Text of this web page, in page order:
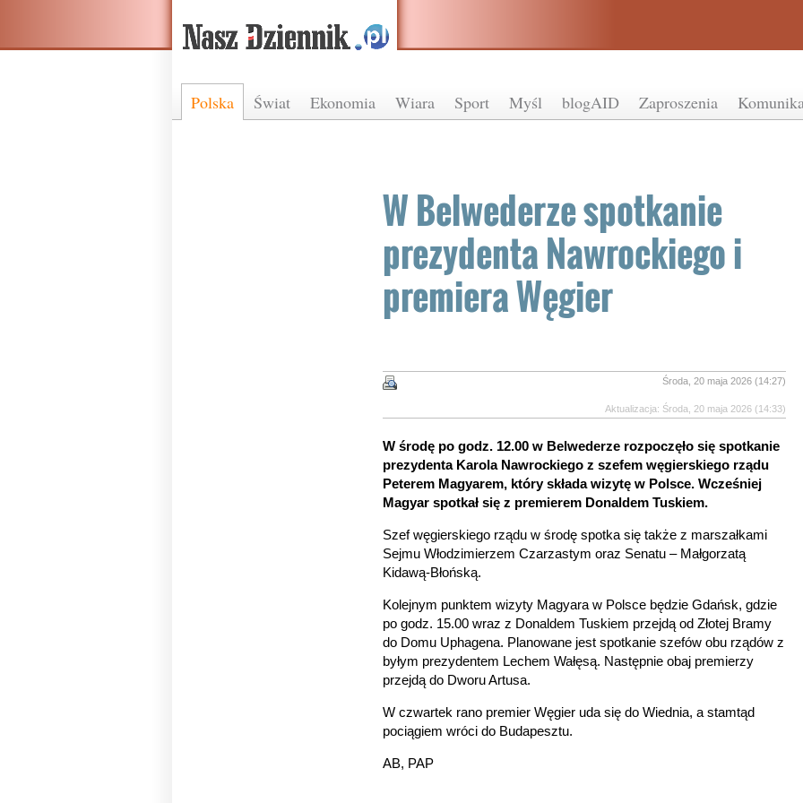
Polska Świat Ekonomia Wiara Sport Myśl blogAID Zaproszenia
W Belwederze spotkanie
prezydenta Nawrockiego i
premiera Węgier
Środa, 20 maja 2026 (14:27)
Aktualizacja: Środa, 20 maja 2026 (14:33)
W środę po godz. 12.00 w Belwederze rozpoczęło się spotkanie
prezydenta Karola Nawrockiego z szefem węgierskiego rządu
Peterem Magyarem, który składa wizytę w Polsce. Wcześniej
Magyar spotkał się z premierem Donaldem Tuskiem.
Szef węgierskiego rządu w środę spotka się także z marszałkami
Sejmu Włodzimierzem Czarzastym oraz Senatu – Małgorzatą
Kidawą-Błońską.
Kolejnym punktem wizyty Magyara w Polsce będzie Gdańsk, gdzie
po godz. 15.00 wraz z Donaldem Tuskiem przejdą od Złotej Bramy
do Domu Uphagena. Planowane jest spotkanie szefów obu rządów z
byłym prezydentem Lechem Wałęsą. Następnie obaj premierzy
przejdą do Dworu Artusa.
W czwartek rano premier Węgier uda się do Wiednia, a stamtąd
pociągiem wróci do Budapesztu.
AB, PAP